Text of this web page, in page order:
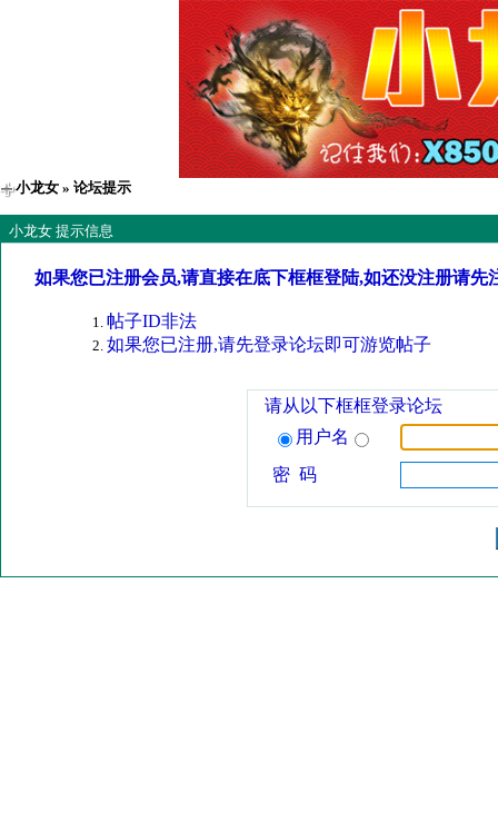
小龙女 » 论坛提示
小龙女 提示信息
如果您已注册会员,请直接在底下框框登陆,如还没注册请先
帖子ID非法
如果您已注册,请先登录论坛即可游览帖子
请从以下框框登录论坛
用户名
密 码